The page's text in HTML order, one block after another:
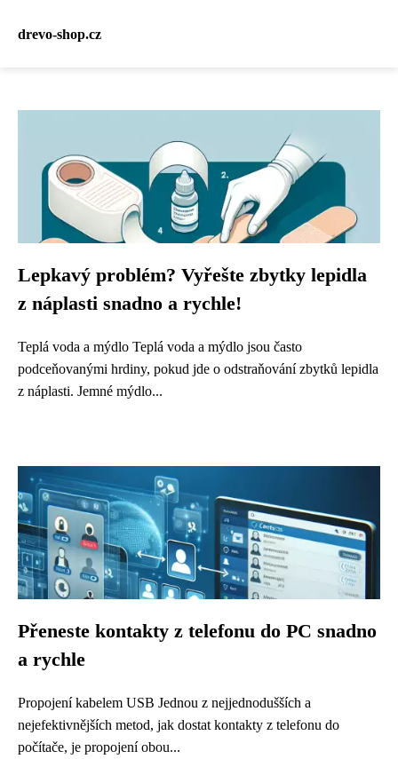
drevo-shop.cz
Lepkavý problém? Vyřešte zbytky lepidla
z náplasti snadno a rychle!
Teplá voda a mýdlo Teplá voda a mýdlo jsou často
podceňovanými hrdiny, pokud jde o odstraňování zbytků lepidla
z náplasti. Jemné mýdlo...
Přeneste kontakty z telefonu do PC snadno
a rychle
Propojení kabelem USB Jednou z nejjednodušších a
nejefektivnějších metod, jak dostat kontakty z telefonu do
počítače, je propojení obou...